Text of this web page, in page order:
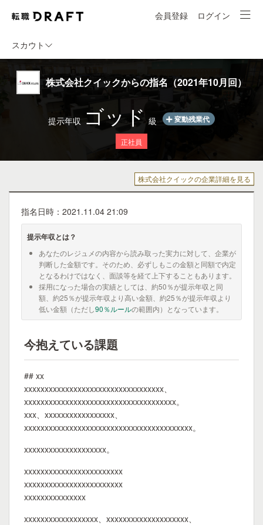
会員登録 ログイン
スカウト
株式会社クイックからの指名（2021年10月回）
提示年収 ゴッド 級 変動残業代
正社員
株式会社クイックの企業詳細を見る
指名日時：2021.11.04 21:09
提示年収とは？
あなたのレジュメの内容から読み取った実力に対して、企業が
判断した金額です。そのため、必ずしもこの金額と同額で内定
となるわけではなく、面談等を経て上下することもあります。
採用になった場合の実績としては、約50％が提示年収と同
額、約25％が提示年収より高い金額、約25％が提示年収より
低い金額（ただし90％ルールの範囲内）となっています。
今抱えている課題
## xx
xxxxxxxxxxxxxxxxxxxxxxxxxxxxxxxxxx、
xxxxxxxxxxxxxxxxxxxxxxxxxxxxxxxxxxxxx。
xxx、xxxxxxxxxxxxxxxxx、
xxxxxxxxxxxxxxxxxxxxxxxxxxxxxxxxxxxxxxxxx。
xxxxxxxxxxxxxxxxxxxx。
xxxxxxxxxxxxxxxxxxxxxxxx
xxxxxxxxxxxxxxxxxxxxxxxx
xxxxxxxxxxxxxxx
xxxxxxxxxxxxxxxxxx、xxxxxxxxxxxxxxxxxxxx、